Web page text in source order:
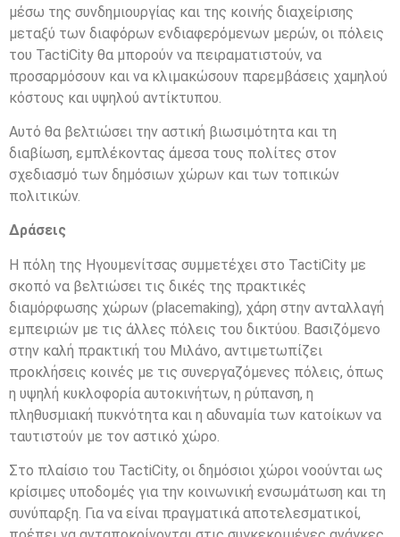
μέσω της συνδημιουργίας και της κοινής διαχείρισης
μεταξύ των διαφόρων ενδιαφερόμενων μερών, οι πόλεις
του TactiCity θα μπορούν να πειραματιστούν, να
προσαρμόσουν και να κλιμακώσουν παρεμβάσεις χαμηλού
κόστους και υψηλού αντίκτυπου.
Αυτό θα βελτιώσει την αστική βιωσιμότητα και τη
διαβίωση, εμπλέκοντας άμεσα τους πολίτες στον
σχεδιασμό των δημόσιων χώρων και των τοπικών
πολιτικών.
Δράσεις
Η πόλη της Ηγουμενίτσας συμμετέχει στο TactiCity με
σκοπό να βελτιώσει τις δικές της πρακτικές
διαμόρφωσης χώρων (placemaking), χάρη στην ανταλλαγή
εμπειριών με τις άλλες πόλεις του δικτύου. Βασιζόμενο
στην καλή πρακτική του Μιλάνο, αντιμετωπίζει
προκλήσεις κοινές με τις συνεργαζόμενες πόλεις, όπως
η υψηλή κυκλοφορία αυτοκινήτων, η ρύπανση, η
πληθυσμιακή πυκνότητα και η αδυναμία των κατοίκων να
ταυτιστούν με τον αστικό χώρο.
Στο πλαίσιο του TactiCity, οι δημόσιοι χώροι νοούνται ως
κρίσιμες υποδομές για την κοινωνική ενσωμάτωση και τη
συνύπαρξη. Για να είναι πραγματικά αποτελεσματικοί,